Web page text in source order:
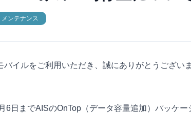
メンテナンス
バイルをご利用いただき、誠にありがとうございま
6日までAISのOnTop（データ容量追加）パッケー